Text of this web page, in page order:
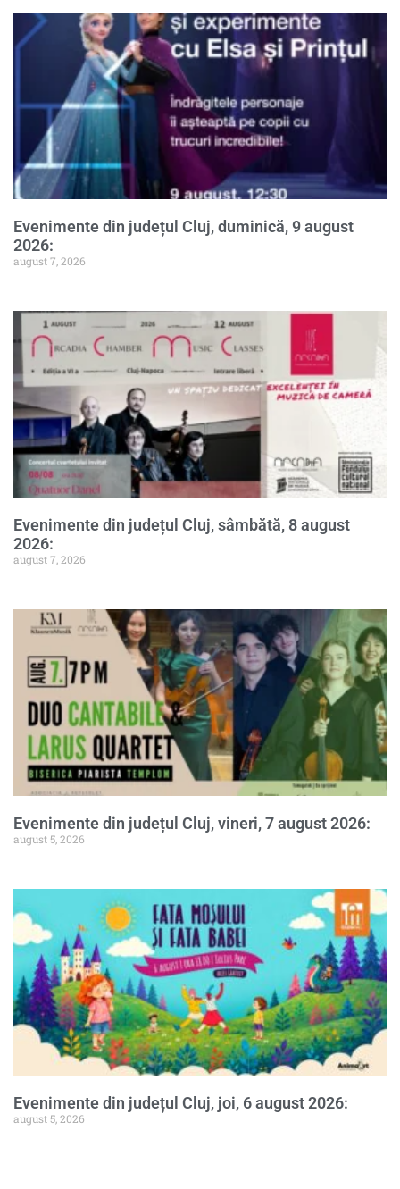
Evenimente din județul Cluj, duminică, 9 august
2026:
august 7, 2026
Evenimente din județul Cluj, sâmbătă, 8 august
2026:
august 7, 2026
Evenimente din județul Cluj, vineri, 7 august 2026:
august 5, 2026
Evenimente din județul Cluj, joi, 6 august 2026:
august 5, 2026